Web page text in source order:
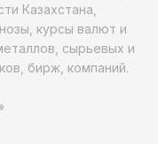
Казахстана,
курсы валют и
сырьевых и
бирж, компаний.